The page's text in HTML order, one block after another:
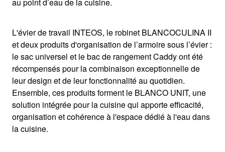
L'évier de travail INTEOS, le robinet BLANCOCULINA II
et deux produits d'organisation de l’armoire sous l’évier :
le sac universel et le bac de rangement Caddy ont été
récompensés pour la combinaison exceptionnelle de
leur design et de leur fonctionnalité au quotidien.
Ensemble, ces produits forment le BLANCO UNIT, une
solution intégrée pour la cuisine qui apporte efficacité,
organisation et cohérence à l'espace dédié à l'eau dans
la cuisine.